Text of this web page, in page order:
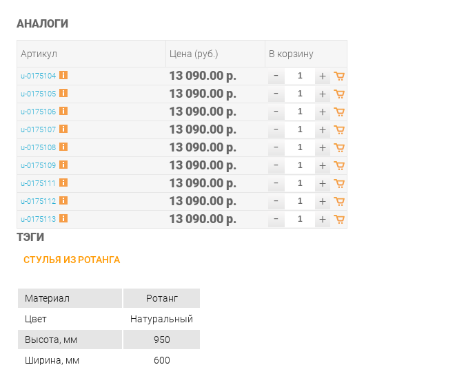
АНАЛОГИ
Артикул Цена (руб.) В корзину
u-0175104 13 090.00 р. - +
u-0175105 13 090.00 р. - +
u-0175106 13 090.00 р. - +
u-0175107 13 090.00 р. - +
u-0175108 13 090.00 р. - +
u-0175109 13 090.00 р. - +
u-0175111 13 090.00 р. - +
u-0175112 13 090.00 р. - +
u-0175113 13 090.00 р. - +
ТЭГИ
СТУЛЬЯ ИЗ РОТАНГА
Материал
Ротанг
Цвет
Натуральный
Высота, мм
950
Ширина, мм
600